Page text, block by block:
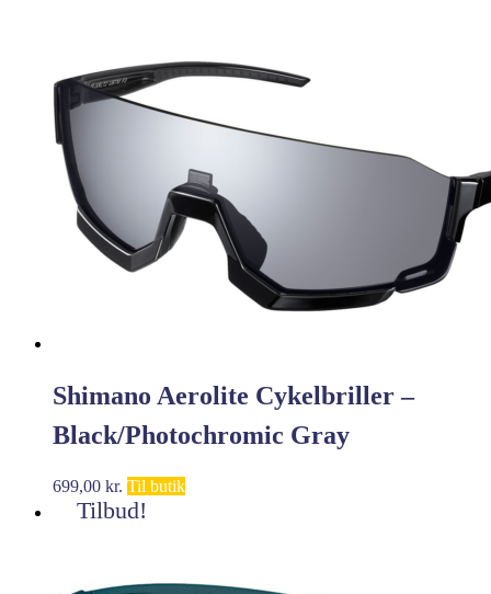
Shimano Aerolite Cykelbriller –
Black/Photochromic Gray
699,00 kr. Til butik
Tilbud!